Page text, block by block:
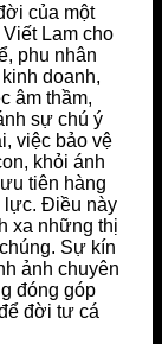
của một
Lam cho
phu nhân
doanh,
âm thầm,
sự chú ý
việc bảo vệ
khỏi ánh
tiên hàng
lực. Điều này
xa những thị
Sự kín
ảnh chuyên
đóng góp
đời tư cá